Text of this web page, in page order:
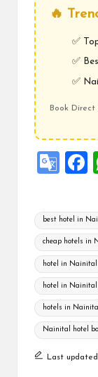
🔥
✅
✅
✅
Book
G
o
gl
e
Tr
a
ns
la
te
k
Tags:
best hotel in
cheap hotels in
hotel in Nainital
hotel in Nainital
hotels in
Nainital hotel
Last